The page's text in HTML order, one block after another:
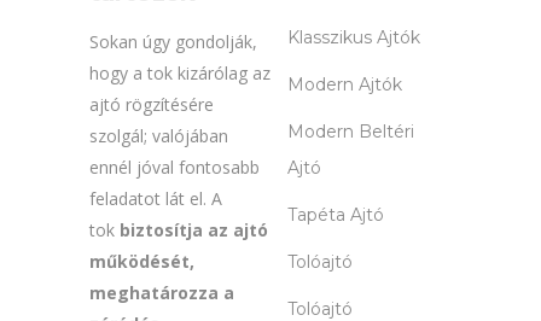
Sokan úgy gondolják,
hogy a tok kizárólag az
ajtó rögzítésére
szolgál; valójában
ennél jóval fontosabb
feladatot lát el. A
tok biztosítja az ajtó
működését,
meghatározza a
Klasszikus Ajtók
Modern Ajtók
Modern Beltéri
Ajtó
Tapéta Ajtó
Tolóajtó
Tolóajtó